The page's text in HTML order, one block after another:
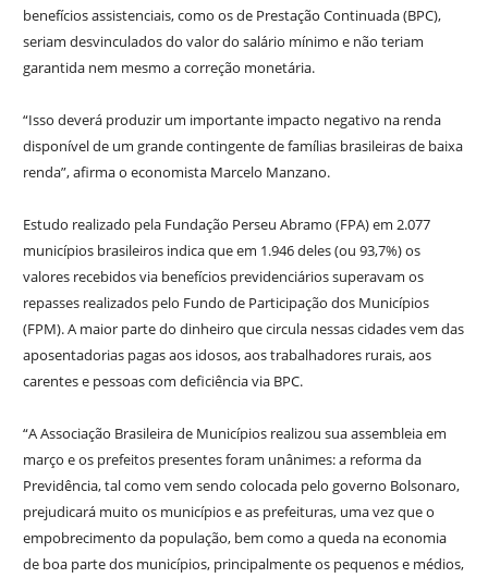
benefícios assistenciais, como os de Prestação Continuada (BPC),
seriam desvinculados do valor do salário mínimo e não teriam
garantida nem mesmo a correção monetária.
“Isso deverá produzir um importante impacto negativo na renda
disponível de um grande contingente de famílias brasileiras de baixa
renda”, afirma o economista Marcelo Manzano.
Estudo realizado pela Fundação Perseu Abramo (FPA) em 2.077
municípios brasileiros indica que em 1.946 deles (ou 93,7%) os
valores recebidos via benefícios previdenciários superavam os
repasses realizados pelo Fundo de Participação dos Municípios
(FPM). A maior parte do dinheiro que circula nessas cidades vem das
aposentadorias pagas aos idosos, aos trabalhadores rurais, aos
carentes e pessoas com deficiência via BPC.
“A Associação Brasileira de Municípios realizou sua assembleia em
março e os prefeitos presentes foram unânimes: a reforma da
Previdência, tal como vem sendo colocada pelo governo Bolsonaro,
prejudicará muito os municípios e as prefeituras, uma vez que o
empobrecimento da população, bem como a queda na economia
de boa parte dos municípios, principalmente os pequenos e médios,